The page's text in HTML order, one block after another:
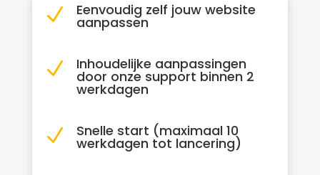
N Eenvoudig zelf jouw website
aanpassen
N Inhoudelijke aanpassingen
door onze support binnen 2
werkdagen
N Snelle start (maximaal 10
werkdagen tot lancering)